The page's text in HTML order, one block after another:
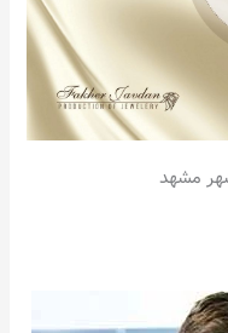
مشهد